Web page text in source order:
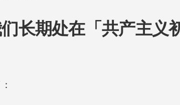
长期处在「共产主义